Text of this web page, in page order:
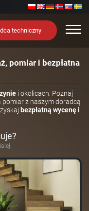
techniczny
pomiar i bezpłatna
i okolicach. Poznaj
z naszym doradcą
bezpłatną wycenę i